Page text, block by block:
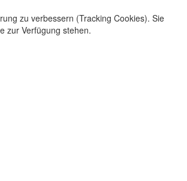
zu verbessern (Tracking Cookies). Sie
zur Verfügung stehen.